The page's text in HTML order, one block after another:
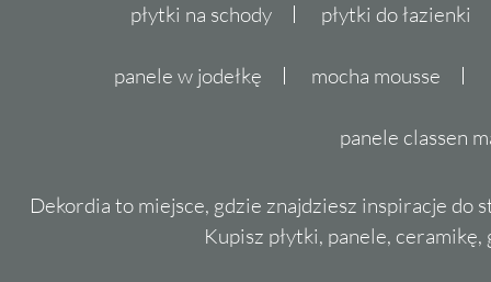
płytki na schody płytki do łazienki
panele w jodełkę mocha mousse
panele classen
Dekordia to miejsce, gdzie znajdziesz inspiracje do
Kupisz płytki, panele,